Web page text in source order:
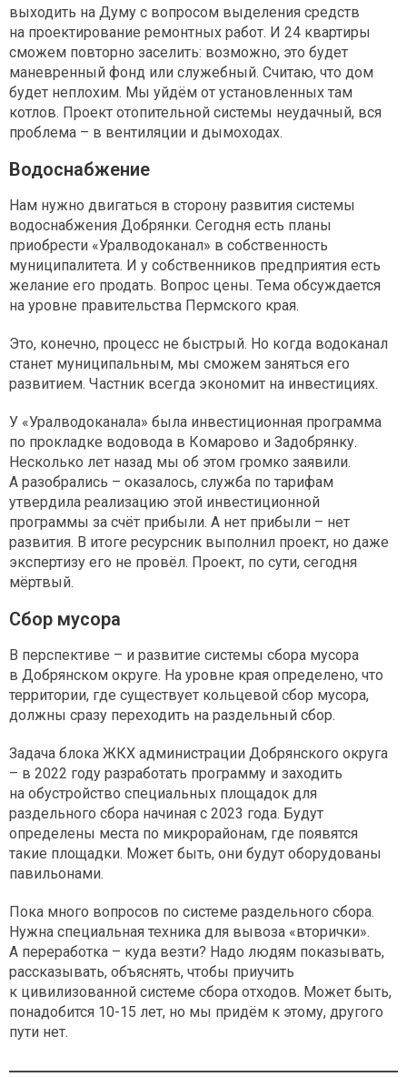
выходить на Думу с вопросом выделения средств
на проектирование ремонтных работ. И 24 квартиры
сможем повторно заселить: возможно, это будет
маневренный фонд или служебный. Считаю, что дом
будет неплохим. Мы уйдём от установленных там
котлов. Проект отопительной системы неудачный, вся
проблема – в вентиляции и дымоходах.
Водоснабжение
Нам нужно двигаться в сторону развития системы
водоснабжения Добрянки. Сегодня есть планы
приобрести «Уралводоканал» в собственность
муниципалитета. И у собственников предприятия есть
желание его продать. Вопрос цены. Тема обсуждается
на уровне правительства Пермского края.
Это, конечно, процесс не быстрый. Но когда водоканал
станет муниципальным, мы сможем заняться его
развитием. Частник всегда экономит на инвестициях.
У «Уралводоканала» была инвестиционная программа
по прокладке водовода в Комарово и Задобрянку.
Несколько лет назад мы об этом громко заявили.
А разобрались – оказалось, служба по тарифам
утвердила реализацию этой инвестиционной
программы за счёт прибыли. А нет прибыли – нет
развития. В итоге ресурсник выполнил проект, но даже
экспертизу его не провёл. Проект, по сути, сегодня
мёртвый.
Сбор мусора
В перспективе – и развитие системы сбора мусора
в Добрянском округе. На уровне края определено, что
территории, где существует кольцевой сбор мусора,
должны сразу переходить на раздельный сбор.
Задача блока ЖКХ администрации Добрянского округа
– в 2022 году разработать программу и заходить
на обустройство специальных площадок для
раздельного сбора начиная с 2023 года. Будут
определены места по микрорайонам, где появятся
такие площадки. Может быть, они будут оборудованы
павильонами.
Пока много вопросов по системе раздельного сбора.
Нужна специальная техника для вывоза «вторички».
А переработка – куда везти? Надо людям показывать,
рассказывать, объяснять, чтобы приучить
к цивилизованной системе сбора отходов. Может быть,
понадобится 10-15 лет, но мы придём к этому, другого
пути нет.